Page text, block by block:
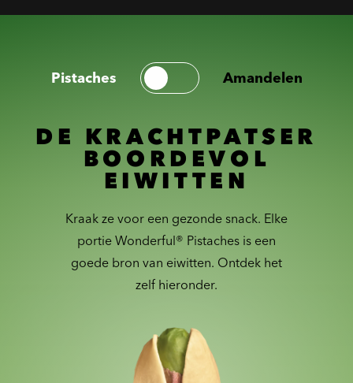
Pistaches Amandelen
DE KRACHTPATSER
BOORDEVOL
EIWITTEN
Kraak ze voor een gezonde snack. Elke
portie Wonderful® Pistaches is een
goede bron van eiwitten. Ontdek het
zelf hieronder.